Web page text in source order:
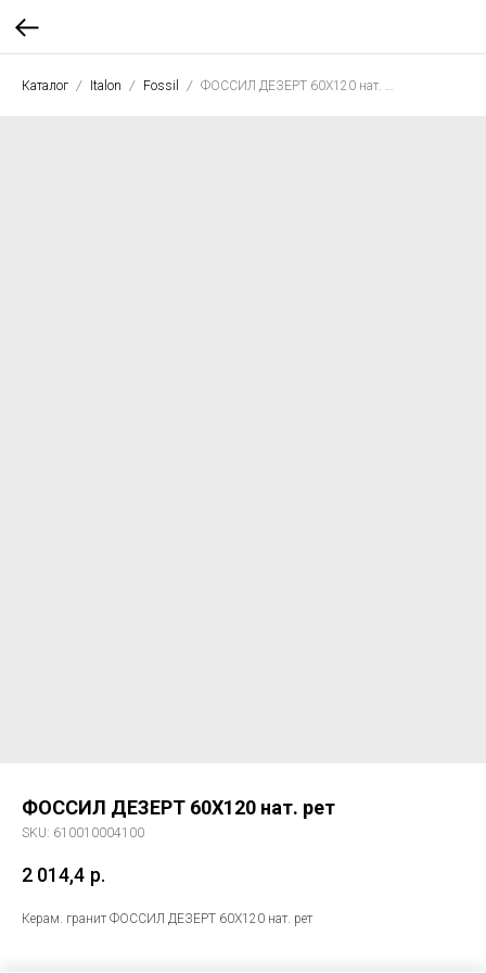
Каталог Italon Fossil
ФОССИЛ ДЕЗЕРТ 60X120 нат. рет
SKU: 610010004100
2 014,4 р.
Керам. гранит ФОССИЛ ДЕЗЕРТ 60X120 нат. рет